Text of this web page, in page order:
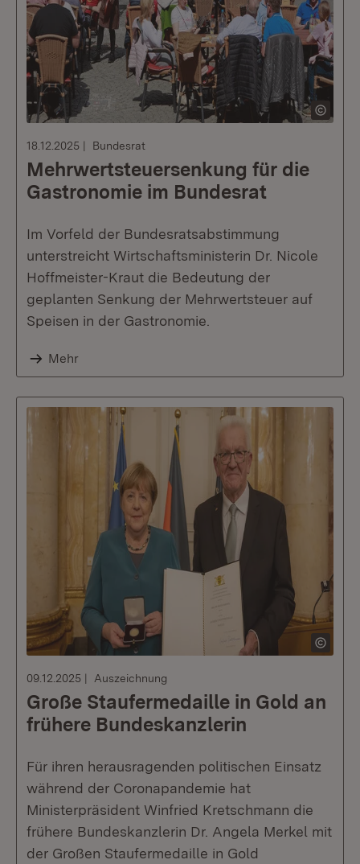
18.12.2025 Bundesrat
Mehrwertsteuersenkung für die
Gastronomie im Bundesrat
Im Vorfeld der Bundesratsabstimmung
unterstreicht Wirtschaftsministerin Dr. Nicole
Hoffmeister-Kraut die Bedeutung der
geplanten Senkung der Mehrwertsteuer auf
Speisen in der Gastronomie.
Mehr
09.12.2025 Auszeichnung
Große Staufermedaille in Gold an
frühere Bundeskanzlerin
Für ihren herausragenden politischen Einsatz
während der Coronapandemie hat
Ministerpräsident Winfried Kretschmann die
frühere Bundeskanzlerin Dr. Angela Merkel mit
der Großen Staufermedaille in Gold